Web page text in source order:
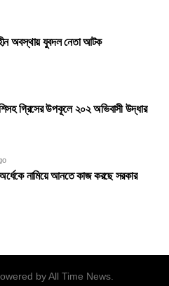
অবস্থায় যুবদল নেতা আটক
গ্রিসের উপকূলে ২০২ অভিবাসী উদ্ধার
নামিয়ে আনতে কাজ করছে সরকার
by All Time News.